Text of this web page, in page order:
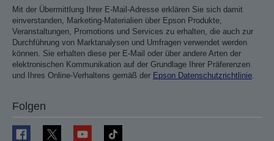
Mit der Übermittlung Ihrer E-Mail-Adresse erklären Sie sich damit
einverstanden, Marketing-Materialien über Epson Produkte,
Veranstaltungen, Promotions und Services zu erhalten, die auch zur
Durchführung von Marktanalysen und Umfragen verwendet werden
können. Sie erhalten diese per E-Mail oder über andere Arten der
elektronischen Kommunikation auf der Grundlage Ihrer Präferenzen
und Ihres Online-Verhaltens gemäß der Epson Datenschutzrichtlinie.
Folgen